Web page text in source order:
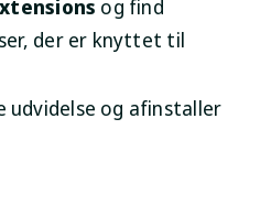
og find
der er knyttet til
udvidelse og afinstaller